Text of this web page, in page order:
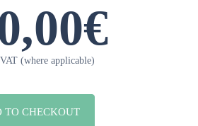
(where applicable)
TO CHECKOUT